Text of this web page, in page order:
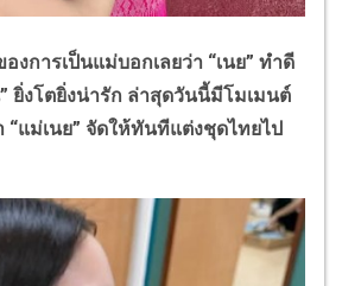
รเป็นแม่บอกเลยว่า “เนย” ทำดี
ยิ่งโตยิ่งน่ารัก ล่าสุดวันนี้มีโมเมนต์
แม่เนย” จัดให้ทันทีแต่งชุดไทยไป